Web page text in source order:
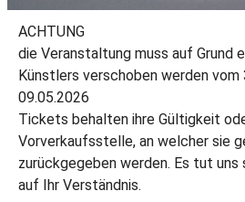
ACHTUNG
die Veranstaltung muss auf Grund
Künstlers verschoben werden vom
09.05.2026
Tickets behalten ihre Gültigkeit
Vorverkaufsstelle, an welcher sie
zurückgegeben werden. Es tut
auf Ihr Verständnis.